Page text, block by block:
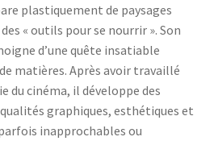
plastiquement de paysages
« outils pour se nourrir ». Son
d’une quête insatiable
matières. Après avoir travaillé
du cinéma, il développe des
graphiques, esthétiques et
inapprochables ou